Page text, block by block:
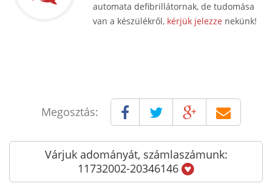
automata defibrillátornak, de tudomása
van a készülékről, kérjük jelezze nekünk!
Megosztás:
Várjuk adományát, számlaszámunk:
11732002-20346146